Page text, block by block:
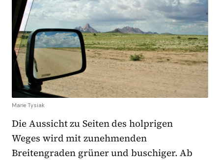
Marie Tysiak
Die Aussicht zu Seiten des holprigen
Weges wird mit zunehmenden
Breitengraden grüner und buschiger. Ab